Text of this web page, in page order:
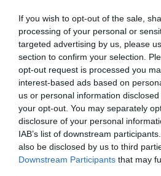
If you wish to opt-out of the sale,
processing of your personal or
targeted advertising by us, please
section to confirm your selection.
opt-out request is processed you
interest-based ads based on
us or personal information
your opt-out. You may separately
disclosure of your personal
IAB’s list of downstream
also be disclosed by us to third
Downstream Participants that may
Η βουλευτής του ΚΚΕ
παρέμβαση του
στον αντιπρόεδρο της
Δριβελέγκα ότι πρέπει
δεν αντιδρά. «Εγώ να
εσείς που διακόπτετε;»
Απευθυνόμενος στον κ.
σεις, κύριε υπουργέ, τι
αυτές;». Η βουλευτής